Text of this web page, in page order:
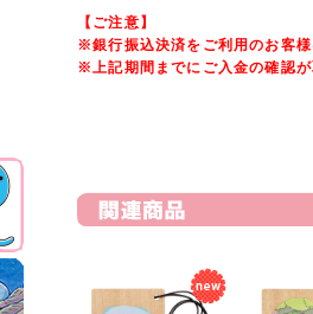
【ご注意】
※銀行振込決済をご利用のお客
※上記期間までにご入金の確認が